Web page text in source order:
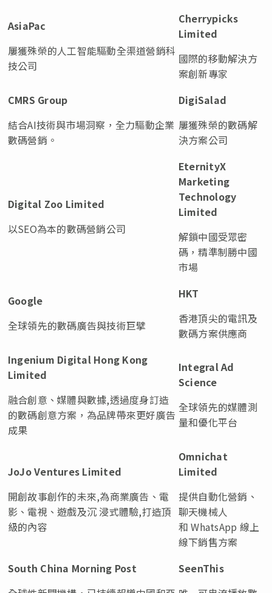
AsiaPac
屢獲殊榮的人工智能驅動全渠道營銷科
技公司
Cherrypicks
Limited
國際的移動解決方
案創新專家
CMRS Group
結合AI技術與市場洞察，全力驅動企業
數碼營銷。
DigiSalad
屢獲殊榮的數碼解
決方案公司
Digital Zoo Limited
以SEO為本的數碼營銷公司
EternityX
Marketing
Technology
Limited
解鎖中國受眾密
碼，精準制勝中國
市場
Google
全球領先的數碼廣告與技術巨擘
HKT
香港頂尖的電訊及
數碼方案供應商
Ingenium Digital Hong Kong
Limited
融合創意、媒體與數據,透過度身訂造
的數碼創意方案，為品牌帶來更好廣告
成果
Integral Ad
Science
全球領先的媒體測
量和優化平台
JoJo Ventures Limited
開創故事創作的未來,為商業廣告、電
影、電視、遊戲及沉 浸式體驗,打造頂
級的內容
Omnichat
Limited
提供自動化營銷、
聊天機械人
和 WhatsApp 線上
線下銷售方案
South China Morning Post
SeenThis